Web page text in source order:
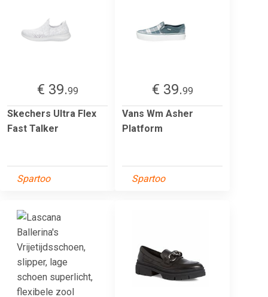
€ 39.99
Skechers Ultra Flex
Fast Talker
Spartoo
€ 39.99
Vans Wm Asher
Platform
Spartoo